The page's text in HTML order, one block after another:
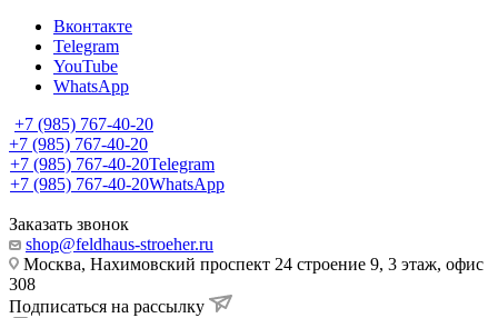
Вконтакте
Telegram
YouTube
WhatsApp
+7 (985) 767-40-20
+7 (985) 767-40-20
+7 (985) 767-40-20Telegram
+7 (985) 767-40-20WhatsApp
Заказать звонок
shop@feldhaus-stroeher.ru
Москва, Нахимовский проспект 24 строение 9, 3 этаж, офис
308
Подписаться на рассылку